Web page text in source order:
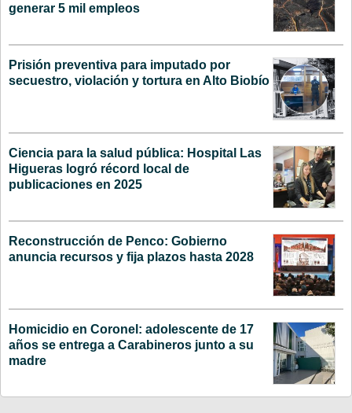
generar 5 mil empleos
Prisión preventiva para imputado por
secuestro, violación y tortura en Alto Biobío
Ciencia para la salud pública: Hospital Las
Higueras logró récord local de
publicaciones en 2025
Reconstrucción de Penco: Gobierno
anuncia recursos y fija plazos hasta 2028
Homicidio en Coronel: adolescente de 17
años se entrega a Carabineros junto a su
madre